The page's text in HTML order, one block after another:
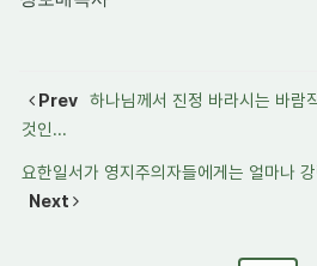
Prev 하나님께서 진정 바라시는 바람
것인...
요한일서가 영지주의자들에게는 얼마나
Next